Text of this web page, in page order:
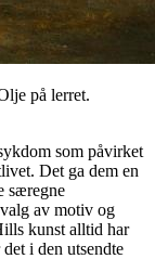
på lerret.
som påvirket
Det ga dem en
særegne
av motiv og
kunst alltid har
i den utsendte